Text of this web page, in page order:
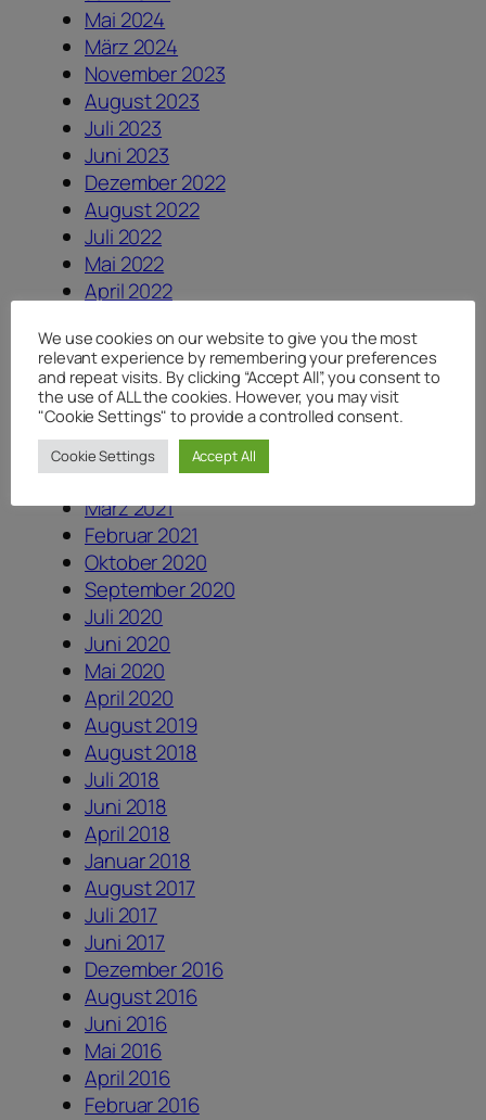
Mai 2024
März 2024
November 2023
August 2023
Juli 2023
Juni 2023
Dezember 2022
August 2022
Juli 2022
Mai 2022
April 2022
Februar 2022
September 2021
August 2021
Juli 2021
Juni 2021
Mai 2021
März 2021
Februar 2021
Oktober 2020
September 2020
Juli 2020
Juni 2020
Mai 2020
April 2020
August 2019
August 2018
Juli 2018
Juni 2018
April 2018
Januar 2018
August 2017
Juli 2017
Juni 2017
Dezember 2016
August 2016
Juni 2016
Mai 2016
April 2016
Februar 2016
We use cookies on our website to give you the most
relevant experience by remembering your preferences
and repeat visits. By clicking “Accept All”, you consent to
the use of ALL the cookies. However, you may visit
"Cookie Settings" to provide a controlled consent.
Cookie Settings Accept All